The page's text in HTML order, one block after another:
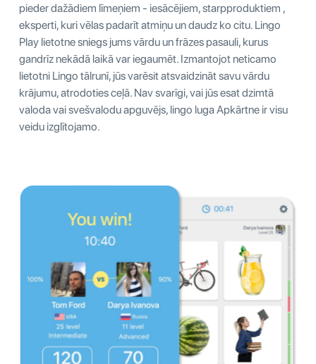
pieder dažādiem līmeņiem - iesācējiem, starpproduktiem ,
eksperti, kuri vēlas padarīt atmiņu un daudz ko citu. Lingo
Play lietotne sniegs jums vārdu un frāzes pasauli, kurus
gandrīz nekādā laikā var iegaumēt. Izmantojot neticamo
lietotni Lingo tālrunī, jūs varēsit atsvaidzināt savu vārdu
krājumu, atrodoties ceļā. Nav svarīgi, vai jūs esat dzimtā
valoda vai svešvalodu apguvējs, lingo luga Apkārtne ir visu
veidu izglītojamo.